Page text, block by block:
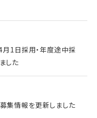
1日採用・年度途中採
した
集情報を更新しました